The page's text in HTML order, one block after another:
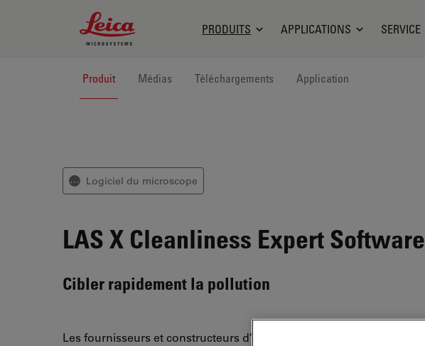
Leica Microsystems Logo
PRODUITS APPLICATIONS SERVICE
Produit Médias Téléchargements Application
⋯ Logiciel du microscope
LAS X Cleanliness Expert Software
Cibler rapidement la pollution
Les fournisseurs et constructeurs d’automobiles, ainsi que les